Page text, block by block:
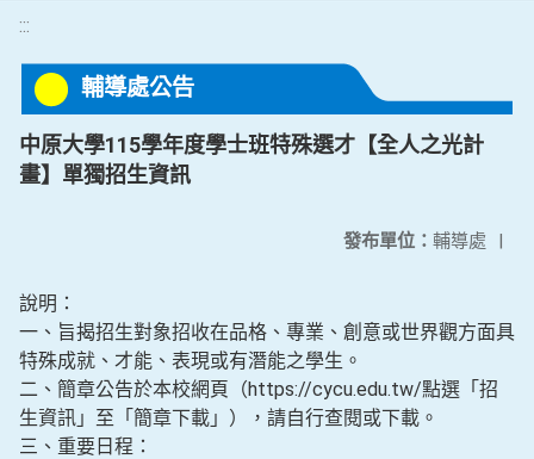
:::
輔導處公告
中原大學115學年度學士班特殊選才【全人之光計
畫】單獨招生資訊
發布單位： 輔導處 |
說明：
一、旨揭招生對象招收在品格、專業、創意或世界觀方面具
特殊成就、才能、表現或有潛能之學生。
二、簡章公告於本校網頁（https://cycu.edu.tw/點選「招
生資訊」至「簡章下載」），請自行查閱或下載。
三、重要日程：